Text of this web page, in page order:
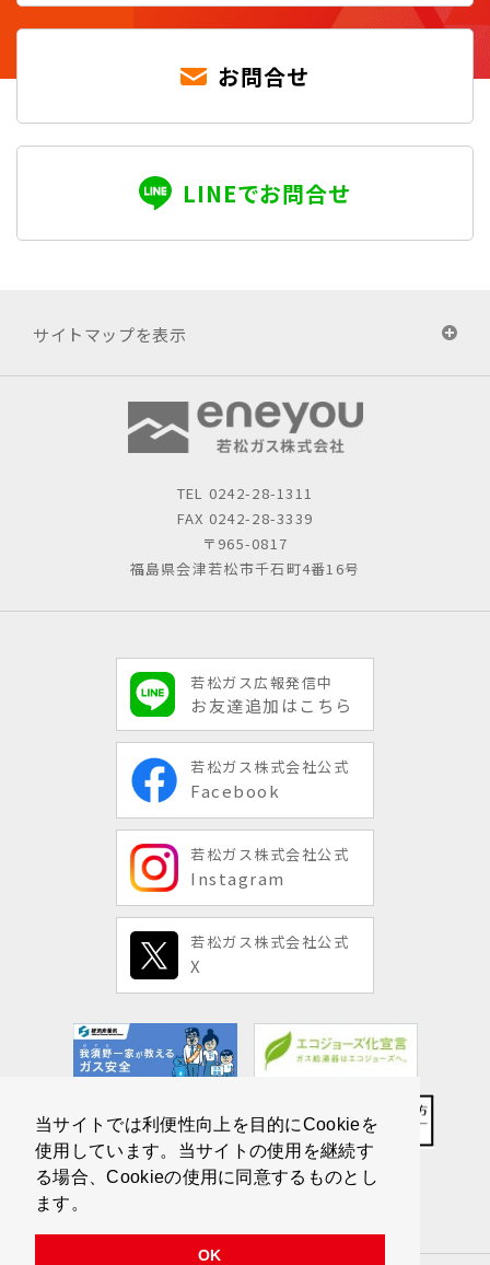
当サイトでは利便性向上を目的にCookieを
使用しています。当サイトの使用を継続す
る場合、Cookieの使用に同意するものとし
ます。
OK
お問合せ
LINEでお問合せ
サイトマップを表示
TEL 0242-28-1311
FAX 0242-28-3339
〒965-0817
福島県会津若松市千石町4番16号
若松ガス広報発信中
お友達追加はこちら
若松ガス株式会社公式
Facebook
若松ガス株式会社公式
Instagram
若松ガス株式会社公式
X